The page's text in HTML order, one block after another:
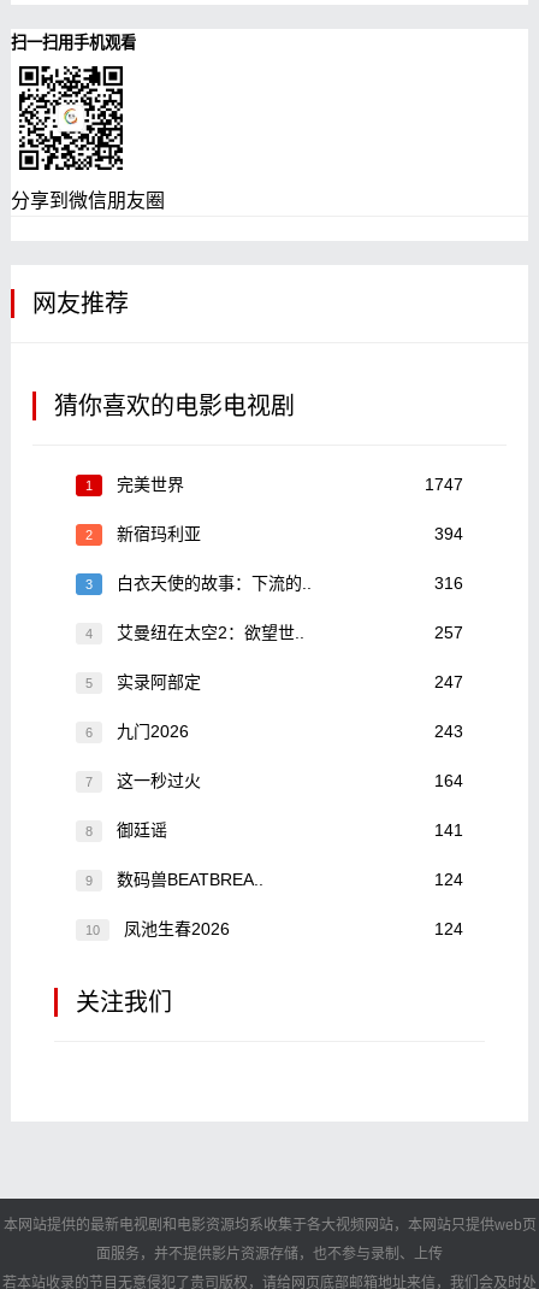
扫一扫用手机观看
分享到微信朋友圈
网友推荐
猜你喜欢的电影电视剧
1 完美世界 1747
2 新宿玛利亚 394
3 白衣天使的故事：下流的.. 316
4 艾曼纽在太空2：欲望世.. 257
5 实录阿部定 247
6 九门2026 243
7 这一秒过火 164
8 御廷谣 141
9 数码兽BEATBREA.. 124
10 凤池生春2026 124
关注我们
本网站提供的最新电视剧和电影资源均系收集于各大视频网站，本网站只提供web页
面服务，并不提供影片资源存储，也不参与录制、上传
若本站收录的节目无意侵犯了贵司版权，请给网页底部邮箱地址来信，我们会及时处